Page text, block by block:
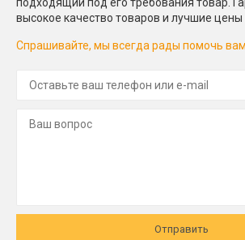
высокое качество товаров и лучшие цены
Спрашивайте, мы всегда рады помочь
Отправить